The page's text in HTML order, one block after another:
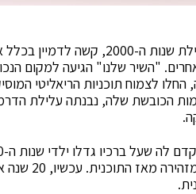
עבור אלו מאיתנו שגדלו בתחילת
"השיר שלנו" הגיעה למקום
לצמוח תוכניות הריאליטי
הכובשת שלה, נבנתה עלילת
כוכבים